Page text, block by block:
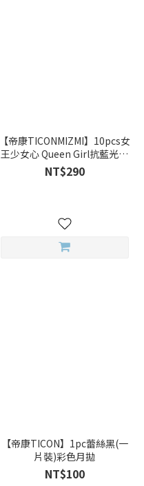
【帝康TICONMIZMI】10pcs女
王少女心 Queen Girl抗藍光彩
色日拋
NT$290
【帝康TICON】1pc蕾絲黑(一
片裝)彩色月拋
NT$100